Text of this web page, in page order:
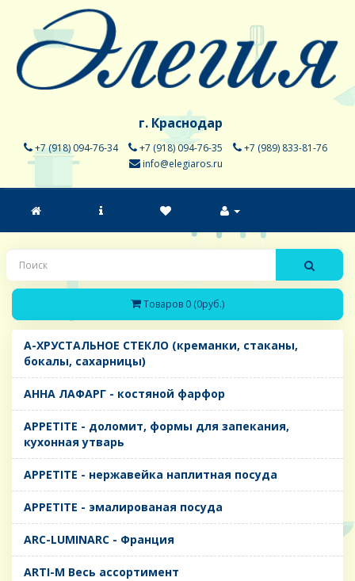
г. Краснодар
+7 (918) 094-76-34 +7 (918) 094-76-35
+7 (989) 833-81-76
info@elegiaros.ru
Товаров 0 (0руб.)
A-ХРУСТАЛЬНОЕ СТЕКЛО (креманки, стаканы,
бокалы, сахарницы)
AHHA ЛАФАРГ - костяной фарфор
APPETITE - доломит, формы для запекания,
кухонная утварь
APPETITE - нержавейка наплитная посуда
APPETITE - эмалированая посуда
ARC-LUMINARC - Франция
ARTI-M Весь ассортимент